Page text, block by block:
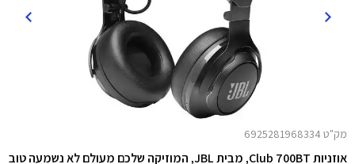
מק"ט 6925281968334
אוזניות Club 700BT, מבית JBL, המוזיקה שלכם מעולם לא נשמעה טוב